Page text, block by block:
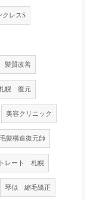
レスS
髪質改善
幌 復元
美容クリニック
毛髪構造復元師
レート 札幌
琴似 縮毛矯正